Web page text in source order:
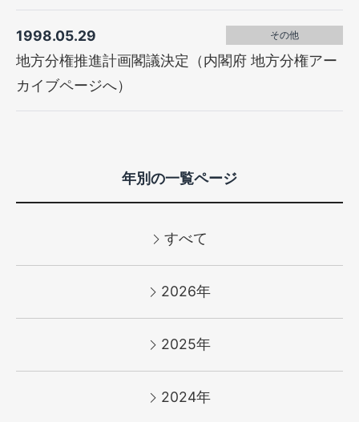
1998.05.29 その他
地方分権推進計画閣議決定（内閣府 地方分権アー
カイブページへ）
年別の一覧ページ
すべて
2026年
2025年
2024年